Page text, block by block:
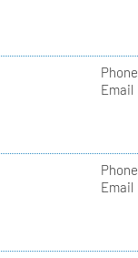
Phone
Email
Phone
Email